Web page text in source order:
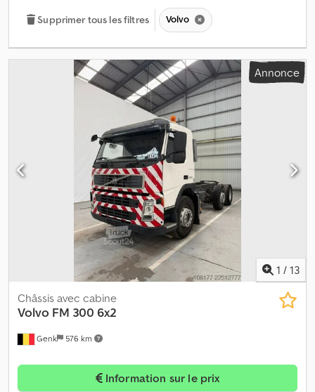
Supprimer tous les filtres Volvo
Annonce
1 / 13
Genk 576 km
Châssis avec cabine
Volvo FM 300 6x2
Information sur le prix